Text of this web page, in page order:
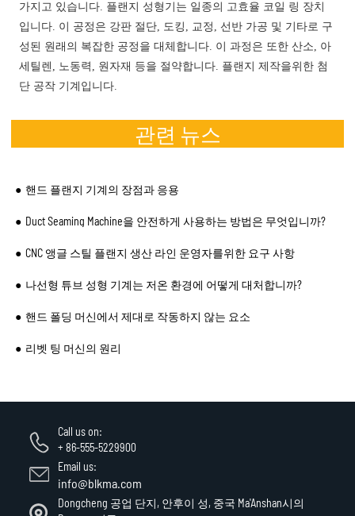
가지고 있습니다. 플랜지 성형기는 일종의 고효율 코일 링 장치
입니다. 이 공정은 강판 절단, 도킹, 교정, 선반 가공 및 기타로 구
성된 원래의 복잡한 공정을 대체합니다. 이 과정은 또한 산소, 아
세틸렌, 노동력, 원자재 등을 절약합니다. 플랜지 제작을위한 첨
단 공작 기계입니다.
관련 뉴스
핸드 플랜지 기계의 장점과 응용
Duct Seaming Machine을 안전하게 사용하는 방법은 무엇입니까?
CNC 앵글 스틸 플랜지 생산 라인 운영자를위한 요구 사항
나선형 튜브 성형 기계는 저온 환경에 어떻게 대처합니까?
핸드 폴딩 머신에서 제대로 작동하지 않는 요소
리벳 팅 머신의 원리
Call us on:
+ 86-555-5229900
Email us:
info@blkma.com
Dongcheng 공업 단지, 안후이 성, 중국 Ma'Anshan시의